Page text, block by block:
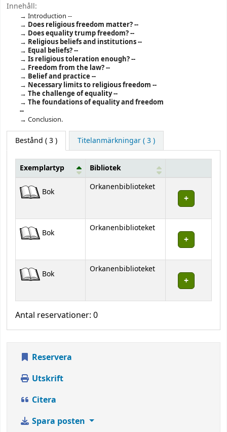
Innehåll:
Introduction --
Does religious freedom matter? --
Does equality trump freedom? --
Religious beliefs and institutions --
Equal beliefs? --
Is religious toleration enough? --
Freedom from the law? --
Belief and practice --
Necessary limits to religious freedom --
The challenge of equality --
The foundations of equality and freedom
--
Conclusion.
Bestånd ( 3 ) Titelanmärkningar ( 3 )
Bestånd
Exemplartyp Bibliotek
Bok Orkanenbiblioteket
Bok Orkanenbiblioteket
Bok Orkanenbiblioteket
Antal reservationer: 0
Reservera
Utskrift
Citera
Spara posten